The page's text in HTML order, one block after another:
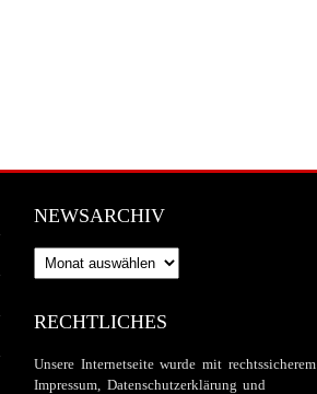
NEWSARCHIV
Newsarchiv
RECHTLICHES
Unsere Internetseite wurde mit rechtssicherem
Impressum, Datenschutzerklärung und